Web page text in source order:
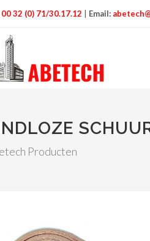
00 32 (0) 71/30.17.12 Email:
Producten